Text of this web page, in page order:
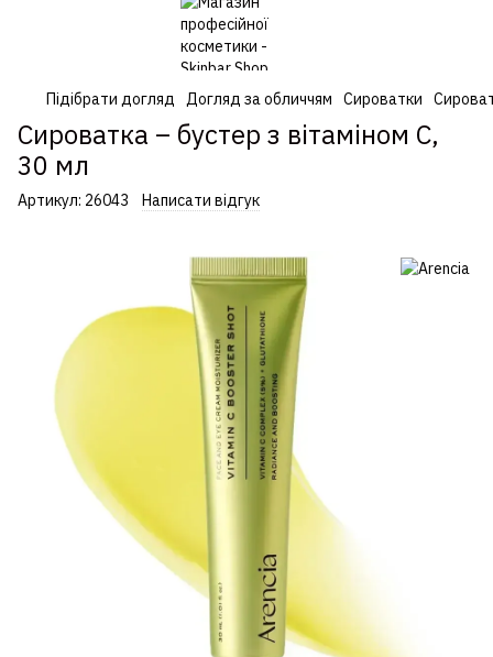
Підібрати догляд Догляд за обличчям Сироватки
Сироватка – бустер з вітаміном C,
30 мл
Артикул: 26043 Написати відгук